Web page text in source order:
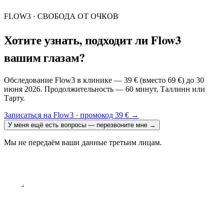
FLOW3 · СВОБОДА ОТ ОЧКОВ
Хотите узнать, подходит ли Flow3
вашим глазам?
Обследование Flow3 в клинике — 39 € (вместо 69 €) до 30
июня 2026. Продолжительность — 60 минут, Таллинн или
Тарту.
Записаться на Flow3 · промокод 39 € →
У меня ещё есть вопросы — перезвоните мне →
Мы не передаём ваши данные третьим лицам.